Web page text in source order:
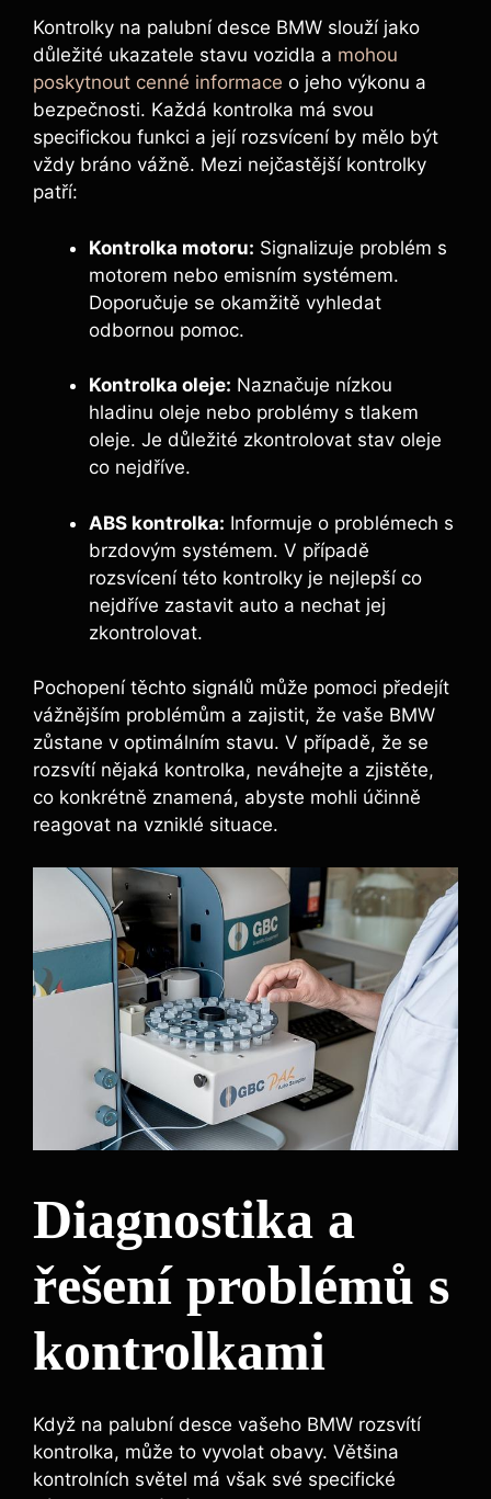
Kontrolky na palubní desce BMW slouží jako
důležité ukazatele stavu vozidla a mohou
poskytnout cenné informace o jeho výkonu a
bezpečnosti. Každá kontrolka má svou
specifickou funkci a její rozsvícení by mělo být
vždy bráno vážně. Mezi nejčastější kontrolky
patří:
Kontrolka motoru: Signalizuje problém s
motorem nebo emisním systémem.
Doporučuje se okamžitě vyhledat
odbornou pomoc.
Kontrolka oleje: Naznačuje nízkou
hladinu oleje nebo problémy s tlakem
oleje. Je důležité zkontrolovat stav oleje
co nejdříve.
ABS kontrolka: Informuje o problémech s
brzdovým systémem. V případě
rozsvícení této kontrolky je nejlepší co
nejdříve zastavit auto a nechat jej
zkontrolovat.
Pochopení těchto signálů může pomoci předejít
vážnějším problémům a zajistit, že vaše BMW
zůstane v optimálním stavu. V případě, že se
rozsvítí nějaká kontrolka, neváhejte a zjistěte,
co konkrétně znamená, abyste mohli účinně
reagovat na vzniklé situace.
Diagnostika a
řešení problémů s
kontrolkami
Když na palubní desce vašeho BMW rozsvítí
kontrolka, může to vyvolat obavy. Většina
kontrolních světel má však své specifické